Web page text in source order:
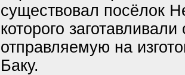
существовал посёлок
которого
отправляемую на
Баку.